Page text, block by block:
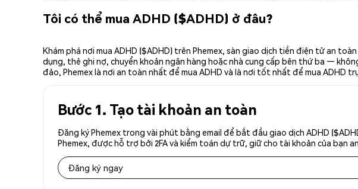
Tôi có thể mua ADHD ($ADHD) ở đâu?
Khám phá nơi mua ADHD ($ADHD) trên Phemex, sàn giao dịch tiền điện tử an
dụng, thẻ ghi nợ, chuyển khoản ngân hàng hoặc nhà cung cấp bên thứ ba —
đảo, Phemex là nơi an toàn nhất để mua ADHD và là nơi tốt nhất để mua ADHD
Bước 1. Tạo tài khoản an toàn
Đăng ký Phemex trong vài phút bằng email để bắt đầu giao dịch ADHD
Phemex, được hỗ trợ bởi 2FA và kiểm toán dự trữ, giữ cho tài khoản của bạn
Đăng ký ngay